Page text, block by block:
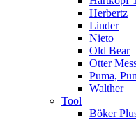
Herbertz
Linder
Nieto
Old Bear
Otter
Puma,
Walther
Tool
Böker